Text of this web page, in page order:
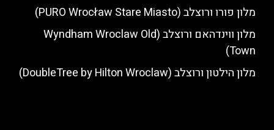
מלון פורו ורוצלב (PURO Wrocław Stare Miasto)
מלון ווינדהאם ורוצלב (Wyndham Wroclaw Old
Town)
מלון הילטון ורוצלב (DoubleTree by Hilton Wroclaw)